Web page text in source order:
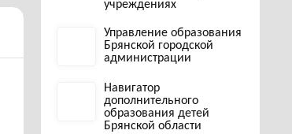
учреждениях
Управление образования
Брянской городской
администрации
Навигатор
дополнительного
образования детей
Брянской области